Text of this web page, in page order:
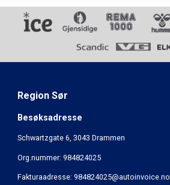
Region Sør
Besøksadresse
Schwartzgate 6, 3043 Drammen
Org.nummer: 984824025
Fakturaadresse: 984824025@autoinvoice.no